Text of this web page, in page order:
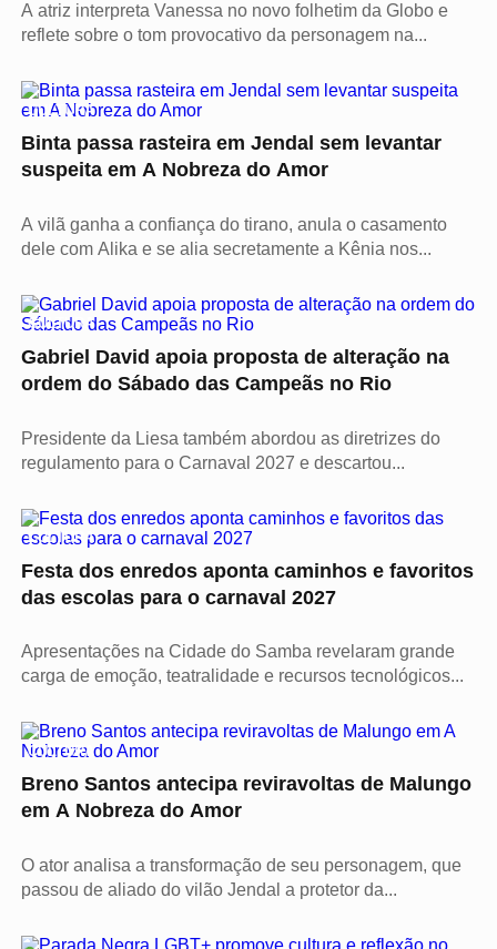
A atriz interpreta Vanessa no novo folhetim da Globo e
reflete sobre o tom provocativo da personagem na...
CULTURA
Binta passa rasteira em Jendal sem levantar
suspeita em A Nobreza do Amor
A vilã ganha a confiança do tirano, anula o casamento
dele com Alika e se alia secretamente a Kênia nos...
CULTURA
Gabriel David apoia proposta de alteração na
ordem do Sábado das Campeãs no Rio
Presidente da Liesa também abordou as diretrizes do
regulamento para o Carnaval 2027 e descartou...
CULTURA
Festa dos enredos aponta caminhos e favoritos
das escolas para o carnaval 2027
Apresentações na Cidade do Samba revelaram grande
carga de emoção, teatralidade e recursos tecnológicos...
CULTURA
Breno Santos antecipa reviravoltas de Malungo
em A Nobreza do Amor
O ator analisa a transformação de seu personagem, que
passou de aliado do vilão Jendal a protetor da...